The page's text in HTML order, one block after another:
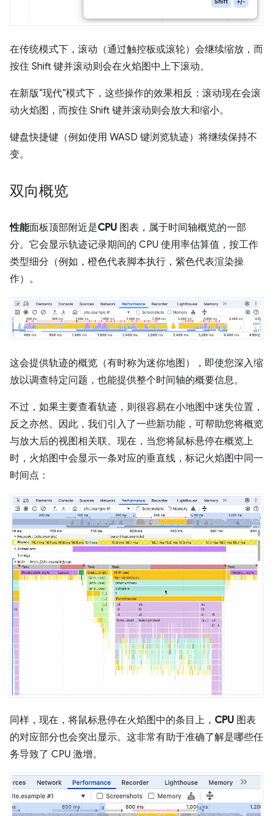
在传统模式下，滚动（通过触控板或滚轮）会继续缩放，而
按住 Shift 键并滚动则会在火焰图中上下滚动。
在新版“现代”模式下，这些操作的效果相反：滚动现在会滚
动火焰图，而按住 Shift 键并滚动则会放大和缩小。
键盘快捷键（例如使用 WASD 键浏览轨迹）将继续保持不
变。
双向概览
性能面板顶部附近是CPU 图表，属于时间轴概览的一部
分。它会显示轨迹记录期间的 CPU 使用率估算值，按工作
类型细分（例如，橙色代表脚本执行，紫色代表渲染操
作）。
这会提供轨迹的概览（有时称为迷你地图），即使您深入缩
放以调查特定问题，也能提供整个时间轴的概要信息。
不过，如果主要查看轨迹，则很容易在小地图中迷失位置，
反之亦然。因此，我们引入了一些新功能，可帮助您将概览
与放大后的视图相关联。现在，当您将鼠标悬停在概览上
时，火焰图中会显示一条对应的垂直线，标记火焰图中同一
时间点：
同样，现在，将鼠标悬停在火焰图中的条目上， CPU 图表
的对应部分也会突出显示。这非常有助于准确了解是哪些任
务导致了 CPU 激增。